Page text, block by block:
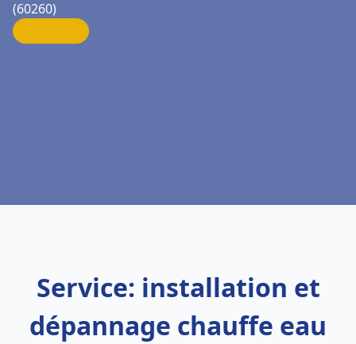
(60260)
Service: installation et
dépannage chauffe eau